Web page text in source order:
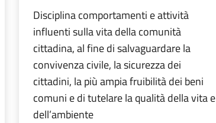
Disciplina comportamenti e attività
influenti sulla vita della comunità
cittadina, al fine di salvaguardare la
convivenza civile, la sicurezza dei
cittadini, la più ampia fruibilità dei beni
comuni e di tutelare la qualità della vita e
dell’ambiente